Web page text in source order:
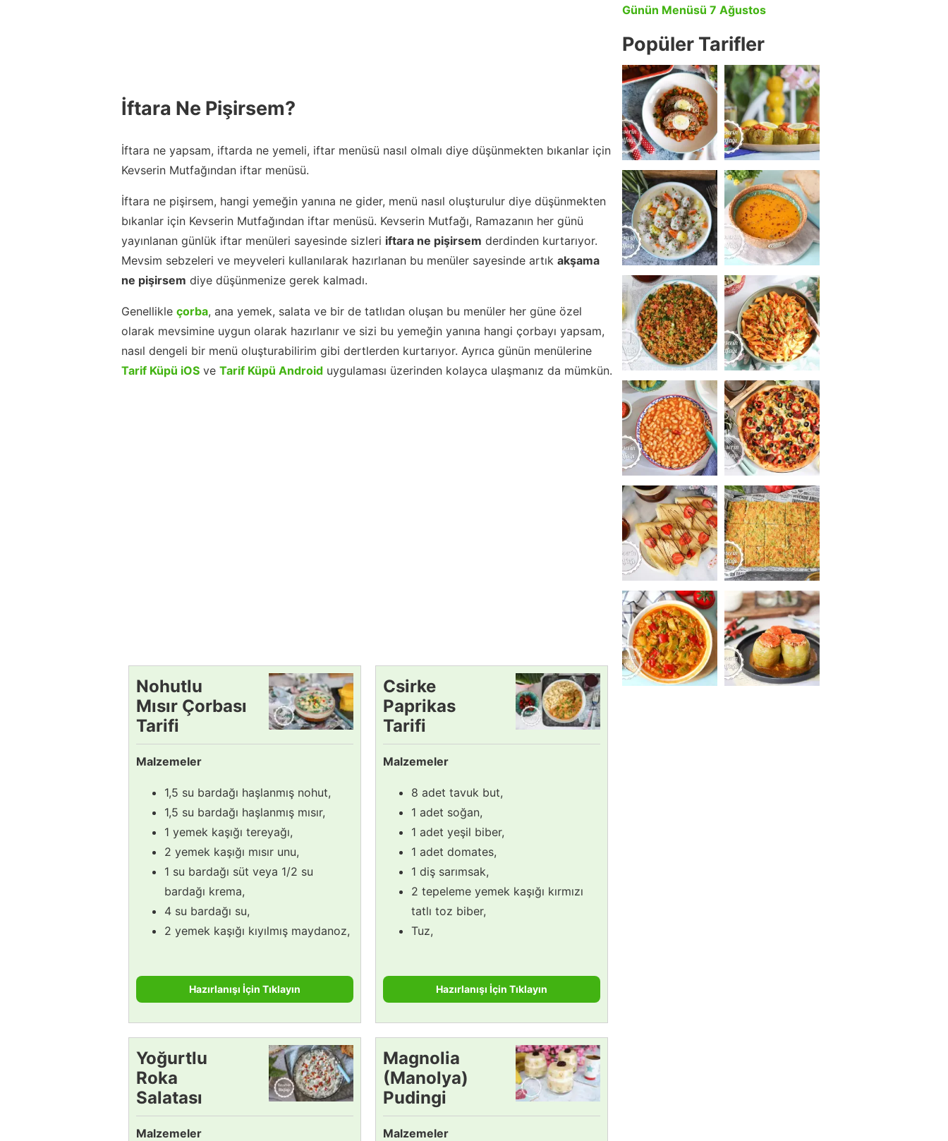
İftara Ne Pişirsem?
İftara ne yapsam, iftarda ne yemeli, iftar menüsü nasıl olmalı diye düşünmekten bıkanlar için
Kevserin Mutfağından iftar menüsü.
İftara ne pişirsem, hangi yemeğin yanına ne gider, menü nasıl oluşturulur diye düşünmekten
bıkanlar için Kevserin Mutfağından iftar menüsü. Kevserin Mutfağı, Ramazanın her günü
yayınlanan günlük iftar menüleri sayesinde sizleri iftara ne pişirsem derdinden kurtarıyor.
Mevsim sebzeleri ve meyveleri kullanılarak hazırlanan bu menüler sayesinde artık akşama
ne pişirsem diye düşünmenize gerek kalmadı.
Genellikle çorba, ana yemek, salata ve bir de tatlıdan oluşan bu menüler her güne özel
olarak mevsimine uygun olarak hazırlanır ve sizi bu yemeğin yanına hangi çorbayı yapsam,
nasıl dengeli bir menü oluşturabilirim gibi dertlerden kurtarıyor. Ayrıca günün menülerine
Tarif Küpü iOS ve Tarif Küpü Android uygulaması üzerinden kolayca ulaşmanız da mümkün.
Nohutlu
Mısır Çorbası
Tarifi
Malzemeler
1,5 su bardağı haşlanmış nohut,
1,5 su bardağı haşlanmış mısır,
1 yemek kaşığı tereyağı,
2 yemek kaşığı mısır unu,
1 su bardağı süt veya 1/2 su
bardağı krema,
4 su bardağı su,
2 yemek kaşığı kıyılmış maydanoz,
Hazırlanışı İçin Tıklayın
Csirke
Paprikas
Tarifi
Malzemeler
8 adet tavuk but,
1 adet soğan,
1 adet yeşil biber,
1 adet domates,
1 diş sarımsak,
2 tepeleme yemek kaşığı kırmızı
tatlı toz biber,
Tuz,
Hazırlanışı İçin Tıklayın
Yoğurtlu
Roka
Salatası
Tarifi
Malzemeler
Magnolia
(Manolya)
Pudingi
Malzemeler
Günün Menüsü 7 Ağustos
Popüler Tarifler